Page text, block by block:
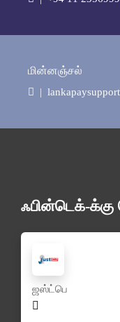
மின்னஞ்சல்
|
ஃபின்டெக்-க்கு
ஜஸ்ட்பெ